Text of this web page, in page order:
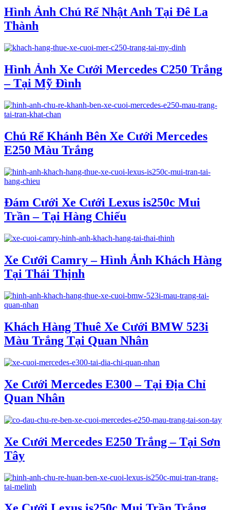
Hình Ảnh Chú Rể Nhật Anh Tại Đê La
Thành
Hình Ảnh Xe Cưới Mercedes C250 Trắng
– Tại Mỹ Đình
Chú Rể Khánh Bên Xe Cưới Mercedes
E250 Màu Trắng
Đám Cưới Xe Cưới Lexus is250c Mui
Trần – Tại Hàng Chiếu
Xe Cưới Camry – Hình Ảnh Khách Hàng
Tại Thái Thịnh
Khách Hàng Thuê Xe Cưới BMW 523i
Màu Trắng Tại Quan Nhân
Xe Cưới Mercedes E300 – Tại Địa Chỉ
Quan Nhân
Xe Cưới Mercedes E250 Trắng – Tại Sơn
Tây